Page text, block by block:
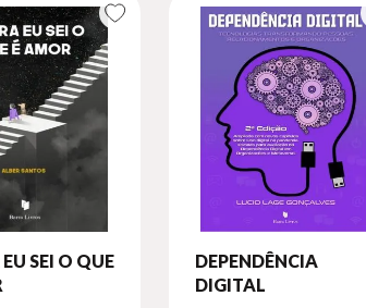
SEI O QUE
DEPENDÊNCIA
DIGITAL